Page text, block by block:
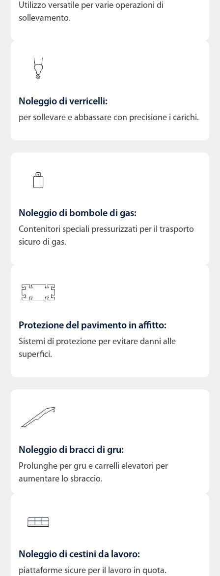
Utilizzo versatile per varie operazioni di
sollevamento.
Noleggio di verricelli:
per sollevare e abbassare con precisione i carichi.
Noleggio di bombole di gas:
Contenitori speciali pressurizzati per il trasporto
sicuro di gas.
Protezione del pavimento in affitto:
Sistemi di protezione per evitare danni alle
superfici.
Noleggio di bracci di gru:
Prolunghe per gru e carrelli elevatori per
aumentare lo sbraccio.
Noleggio di cestini da lavoro:
piattaforme sicure per il lavoro in quota.